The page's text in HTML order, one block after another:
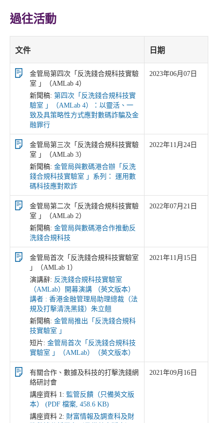
過往活動
文件 日期
金管局第四次「反洗錢合規科技實驗
室 」（AMLab 4）
新聞稿: 第四次「反洗錢合規科技實
驗室 」（AMLab 4）：以靈活、一
致及具策略性方式應對數碼詐騙及金
融罪行
2023年06月07日
金管局第三次「反洗錢合規科技實驗
室 」（AMLab 3）
新聞稿: 金管局與數碼港合辦「反洗
錢合規科技實驗室 」系列： 運用數
碼科技應對欺詐
2022年11月24日
金管局第二次「反洗錢合規科技實驗
室 」（AMLab 2）
新聞稿: 金管局與數碼港合作推動反
洗錢合規科技
2022年07月21日
金管局首次「反洗錢合規科技實驗室
」（AMLab 1）
演講辭: 反洗錢合規科技實驗室
（AMLab）開幕演講 （英文版本）
講者 : 香港金融管理局助理總裁（法
規及打擊清洗黑錢）朱立翹
新聞稿: 金管局推出「反洗錢合規科
技實驗室 」
短片: 金管局首次「反洗錢合規科技
實驗室 」（AMLab）（英文版本）
2021年11月15日
有關合作、數據及科技的打擊洗錢網
絡研討會
講座資料 1: 監管反饋（只備英文版
本） (PDF 檔案, 458.6 KB)
講座資料 2: 財富情報及調查科及財
2021年09月16日